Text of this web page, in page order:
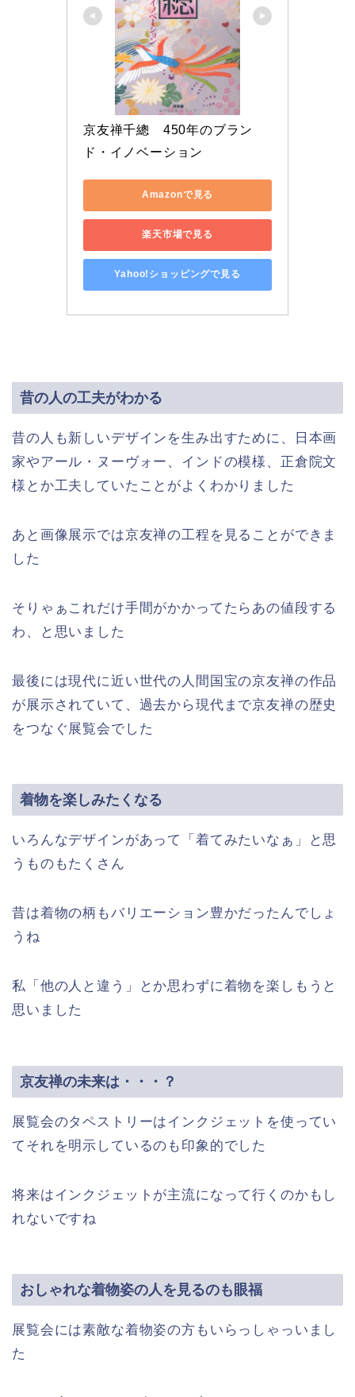
京友禅千總　450年のブラン
ド・イノベーション
Amazonで見る
楽天市場で見る
Yahoo!ショッピングで見る
昔の人の工夫がわかる
昔の人も新しいデザインを生み出すために、日本画
家やアール・ヌーヴォー、インドの模様、正倉院文
様とか工夫していたことがよくわかりました
あと画像展示では京友禅の工程を見ることができま
した
そりゃぁこれだけ手間がかかってたらあの値段する
わ、と思いました
最後には現代に近い世代の人間国宝の京友禅の作品
が展示されていて、過去から現代まで京友禅の歴史
をつなぐ展覧会でした
着物を楽しみたくなる
いろんなデザインがあって「着てみたいなぁ」と思
うものもたくさん
昔は着物の柄もバリエーション豊かだったんでしょ
うね
私「他の人と違う」とか思わずに着物を楽しもうと
思いました
京友禅の未来は・・・？
展覧会のタペストリーはインクジェットを使ってい
てそれを明示しているのも印象的でした
将来はインクジェットが主流になって行くのかもし
れないですね
おしゃれな着物姿の人を見るのも眼福
展覧会には素敵な着物姿の方もいらっしゃっいまし
た